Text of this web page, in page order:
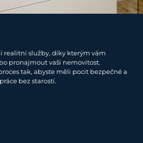
realitní služby, díky kterým vám
pronajmout vaši nemovitost.
tak, abyste měli pocit bezpečné a
bez starostí.